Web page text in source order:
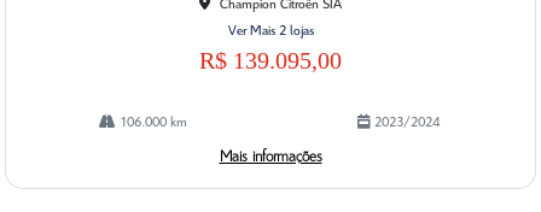
Champion Citroën SIA
Ver Mais 2 lojas
R$ 139.095,00
106.000 km 2023/2024
Mais informações